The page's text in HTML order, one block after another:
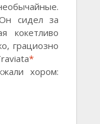
сидел за
кокетливо
грациозно
*
хором: